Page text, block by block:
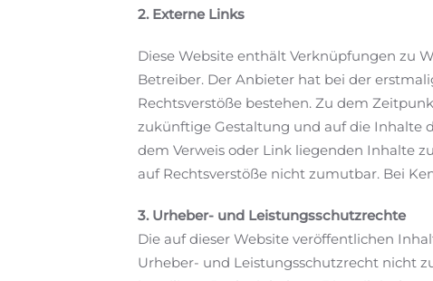
2. Externe Links
Diese Website enthält Verknüpfungen zu
Betreiber. Der Anbieter hat bei der
Rechtsverstöße bestehen. Zu dem
zukünftige Gestaltung und auf die Inhalte
dem Verweis oder Link liegenden Inhalte
auf Rechtsverstöße nicht zumutbar. Bei
3. Urheber- und Leistungsschutzrechte
Die auf dieser Website veröffentlichen
Urheber- und Leistungsschutzrecht nicht